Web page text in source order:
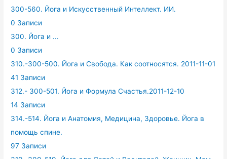
300-560. Йога и Искусственный Интеллект. ИИ.
0 Записи
300. Йога и ...
0 Записи
310.-300-500. Йога и Свобода. Как соотносятся. 2011-11-01
41 Записи
312.- 300-501. Йога и Формула Счастья.2011-12-10
14 Записи
314.-514. Йога и Анатомия, Медицина, Здоровье. Йога в
помощь спине.
97 Записи